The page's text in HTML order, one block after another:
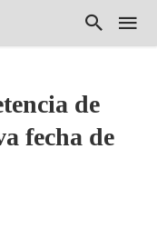
de
fecha de